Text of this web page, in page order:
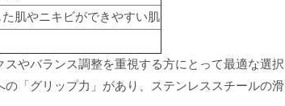
肌やニキビができやすい肌
スやバランス調整を重視する方にとって最適な選択
「グリップ力」があり、ステンレススチールの滑